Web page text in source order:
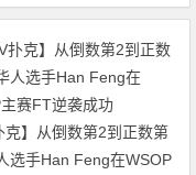
克】从倒数第2到正数第
选手Han Feng在WSOP